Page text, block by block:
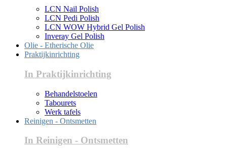
LCN Nail Polish
LCN Pedi Polish
LCN WOW Hybrid Gel Polish
Inveray Gel Polish
Olie - Etherische Olie
Praktijkinrichting
In Praktijkinrichting
Behandelstoelen
Tabourets
Werk tafels
Reinigen - Ontsmetten
In Reinigen - Ontsmetten